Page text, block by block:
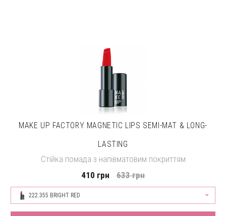
MAKE UP FACTORY MAGNETIC LIPS SEMI-MAT & LONG-
LASTING
Стійка помада з напівматовим покриттям
410 грн
633 грн
222.355 BRIGHT RED